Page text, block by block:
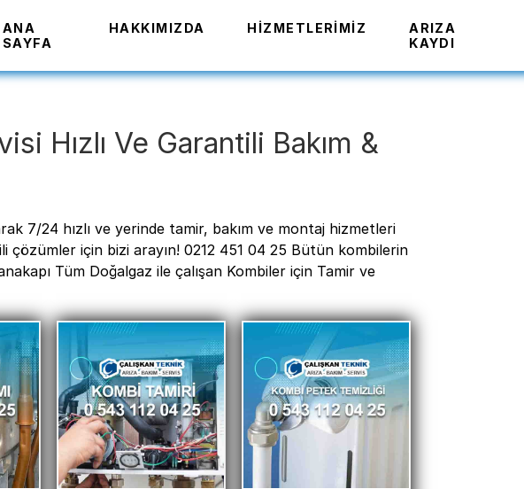
ANA
SAYFA
HAKKIMIZDA HIZMETLERIMIZ
ARIZA
KAYDI
Hızlı Ve Garantili Bakım &
7/24 hızlı ve yerinde tamir, bakım ve montaj hizmetleri
için bizi arayın! 0212 451 04 25 Bütün kombilerin
Tüm Doğalgaz ile çalışan Kombiler için Tamir ve